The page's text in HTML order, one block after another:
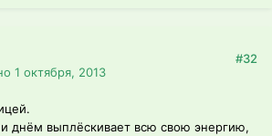
1 октября, 2013
#32
днём выплёскивает всю свою энергию,